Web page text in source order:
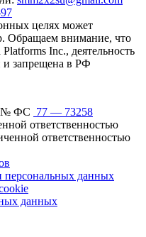
целях может
Обращаем внимание, что
Inc., деятельность
и запрещена в РФ
№ ФС 77 — 73258
ответственностью
ответственностью
персональных данных
данных